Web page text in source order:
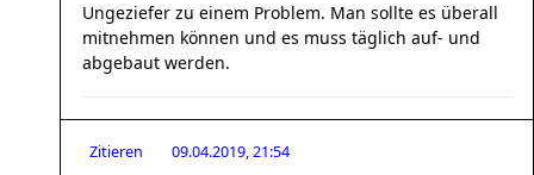
Ungeziefer zu einem Problem. Man sollte es überall
mitnehmen können und es muss täglich auf- und
abgebaut werden.
Zitieren 09.04.2019, 21:54